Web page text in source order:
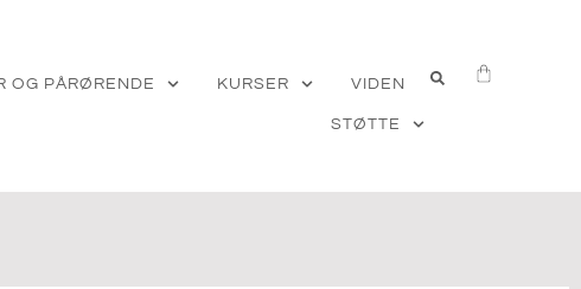
OG PÅRØRENDE KURSER VIDEN
STØTTE